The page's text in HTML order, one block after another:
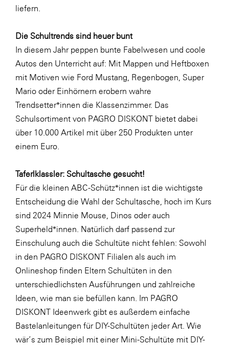
PHH Rechtsanwält:innen
Primark
Salesforce
sebamed
SeneCura
SERVICE&MORE
SKINUANCE®
Somfy
Sony DADC
SPIEGLTEC
STIHL Tirol
Trend Micro
TAG GmbH
VALETTA
Verband Druck Medien Österreich
Wirtschaftskammer Salzburg
WKS Fachgruppe Fahrzeughandel und
liefern.
Die Schultrends sind heuer bunt
In diesem Jahr peppen bunte Fabelwesen und coole
Autos den Unterricht auf: Mit Mappen und Heftboxen
mit Motiven wie Ford Mustang Regenbogen Super
Mario oder Einhörnern erobern wahre
Trendsetter*innen die Klassenzimmer. Das
Schulsortiment von PAGRO DISKONT bietet dabei
über 10.000 Artikel mit über 250 Produkten unter
einem Euro.
Taferlklassler: Schultasche gesucht!
Für die kleinen ABC-Schütz*innen ist die wichtigste
Entscheidung die Wahl der Schultasche, hoch im Kurs
sind 2024 Minnie Mouse Dinos oder auch
Superheld*innen . Natürlich darf passend zur
Einschulung auch die Schultüte nicht fehlen: Sowohl
in den PAGRO DISKONT Filialen als auch im
Onlineshop finden Eltern Schultüten in den
unterschiedlichsten Ausführungen und zahlreiche
Ideen, wie man sie befüllen kann. Im PAGRO
DISKONT Ideenwerk gibt es außerdem einfache
Bastelanleitungen für DIY-Schultüten jeder Art. Wie
wär’s zum Beispiel mit einer Mini-Schultüte mit DIY-